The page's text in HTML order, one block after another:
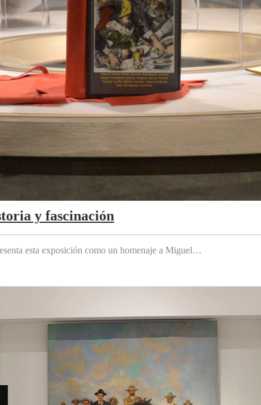
y fascinación
esta exposición como un homenaje a Miguel…